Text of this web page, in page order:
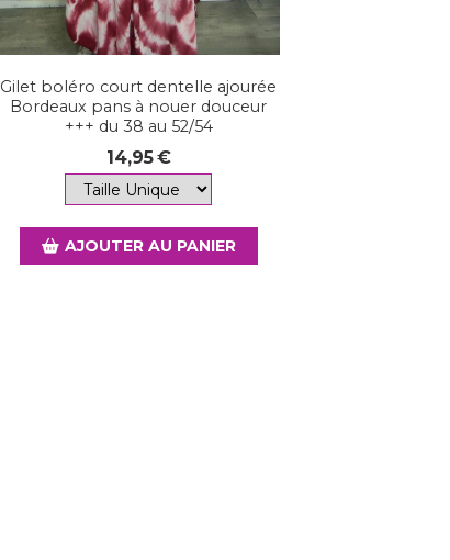
Gilet boléro court dentelle ajourée
Bordeaux pans à nouer douceur
+++ du 38 au 52/54
14,95€
AJOUTER AU PANIER